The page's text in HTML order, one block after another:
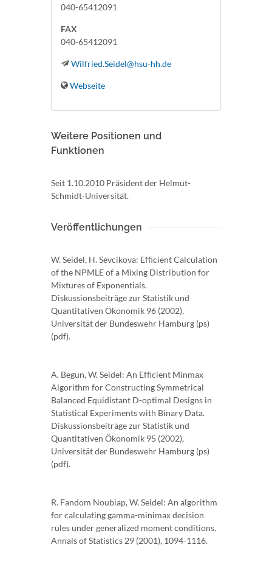
040-65412091
FAX
040-65412091
Wilfried.Seidel@hsu-hh.de
Webseite
Weitere Positionen und
Funktionen
Seit 1.10.2010 Präsident der Helmut-
Schmidt-Universität.
Veröffentlichungen
W. Seidel, H. Sevcikova: Efficient Calculation
of the NPMLE of a Mixing Distribution for
Mixtures of Exponentials.
Diskussionsbeiträge zur Statistik und
Quantitativen Ökonomik 96 (2002),
Universität der Bundeswehr Hamburg (ps)
(pdf).
A. Begun, W. Seidel: An Efficient Minmax
Algorithm for Constructing Symmetrical
Balanced Equidistant D-optimal Designs in
Statistical Experiments with Binary Data.
Diskussionsbeiträge zur Statistik und
Quantitativen Ökonomik 95 (2002),
Universität der Bundeswehr Hamburg (ps)
(pdf).
R. Fandom Noubiap, W. Seidel: An algorithm
for calculating gamma-minimax decision
rules under generalized moment conditions.
Annals of Statistics 29 (2001), 1094-1116.